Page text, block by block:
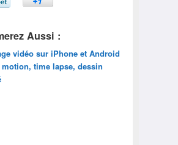
Aussi :
vidéo sur iPhone et Android
time lapse, dessin